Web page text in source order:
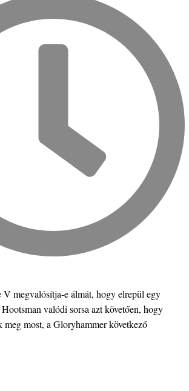
megvalósítja-e álmát, hogy elrepül egy
valódi sorsa azt követően, hogy
meg most, a Gloryhammer következő